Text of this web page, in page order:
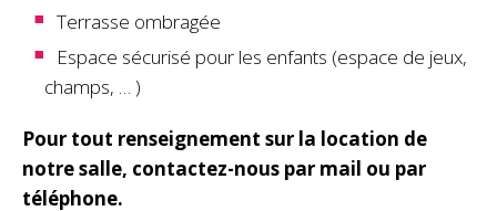
Terrasse ombragée
Espace sécurisé pour les enfants (espace de jeux,
champs, … )
Pour tout renseignement sur la location de
notre salle, contactez-nous par mail ou par
téléphone.